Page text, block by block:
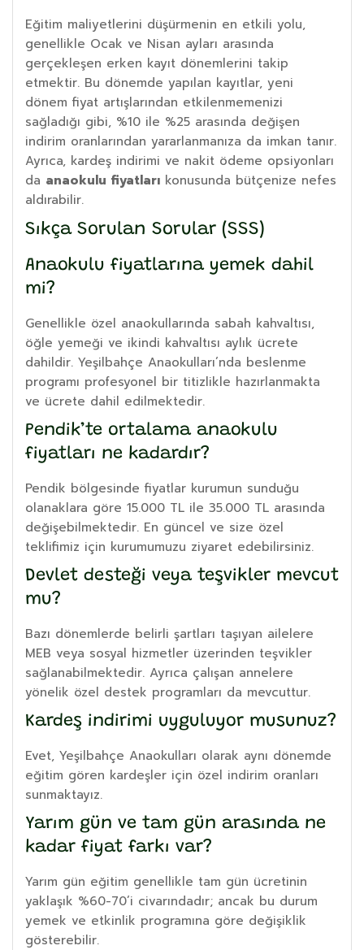
Eğitim maliyetlerini düşürmenin en etkili yolu,
genellikle Ocak ve Nisan ayları arasında
gerçekleşen erken kayıt dönemlerini takip
etmektir. Bu dönemde yapılan kayıtlar, yeni
dönem fiyat artışlarından etkilenmemenizi
sağladığı gibi, %10 ile %25 arasında değişen
indirim oranlarından yararlanmanıza da imkan tanır.
Ayrıca, kardeş indirimi ve nakit ödeme opsiyonları
da anaokulu fiyatları konusunda bütçenize nefes
aldırabilir.
Sıkça Sorulan Sorular (SSS)
Anaokulu fiyatlarına yemek dahil
mi?
Genellikle özel anaokullarında sabah kahvaltısı,
öğle yemeği ve ikindi kahvaltısı aylık ücrete
dahildir. Yeşilbahçe Anaokulları’nda beslenme
programı profesyonel bir titizlikle hazırlanmakta
ve ücrete dahil edilmektedir.
Pendik’te ortalama anaokulu
fiyatları ne kadardır?
Pendik bölgesinde fiyatlar kurumun sunduğu
olanaklara göre 15.000 TL ile 35.000 TL arasında
değişebilmektedir. En güncel ve size özel
teklifimiz için kurumumuzu ziyaret edebilirsiniz.
Devlet desteği veya teşvikler mevcut
mu?
Bazı dönemlerde belirli şartları taşıyan ailelere
MEB veya sosyal hizmetler üzerinden teşvikler
sağlanabilmektedir. Ayrıca çalışan annelere
yönelik özel destek programları da mevcuttur.
Kardeş indirimi uyguluyor musunuz?
Evet, Yeşilbahçe Anaokulları olarak aynı dönemde
eğitim gören kardeşler için özel indirim oranları
sunmaktayız.
Yarım gün ve tam gün arasında ne
kadar fiyat farkı var?
Yarım gün eğitim genellikle tam gün ücretinin
yaklaşık %60-70’i civarındadır; ancak bu durum
yemek ve etkinlik programına göre değişiklik
gösterebilir.